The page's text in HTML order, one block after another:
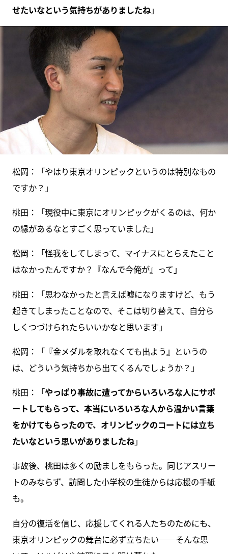
せたいなという気持ちがありましたね」
松岡：「やはり東京オリンピックというのは特別なもの
ですか？」
桃田：「現役中に東京にオリンピックがくるのは、何か
の縁があるなとすごく思っていました」
松岡：「怪我をしてしまって、マイナスにとらえたこと
はなかったんですか？『なんで今俺が』って」
桃田：「思わなかったと言えば嘘になりますけど、もう
起きてしまったことなので、そこは切り替えて、自分ら
しくつづけられたらいいかなと思います」
松岡：「『金メダルを取れなくても出よう』というの
は、どういう気持ちから出てくるんでしょうか？」
桃田：「やっぱり事故に遭ってからいろいろな人にサポ
ートしてもらって、本当にいろいろな人から温かい言葉
をかけてもらったので、オリンピックのコートには立ち
たいなという思いがありましたね」
事故後、桃田は多くの励ましをもらった。同じアスリー
トのみならず、訪問した小学校の生徒からは応援の手紙
も。
自分の復活を信じ、応援してくれる人たちのためにも、
東京オリンピックの舞台に必ず立ちたい――そんな思